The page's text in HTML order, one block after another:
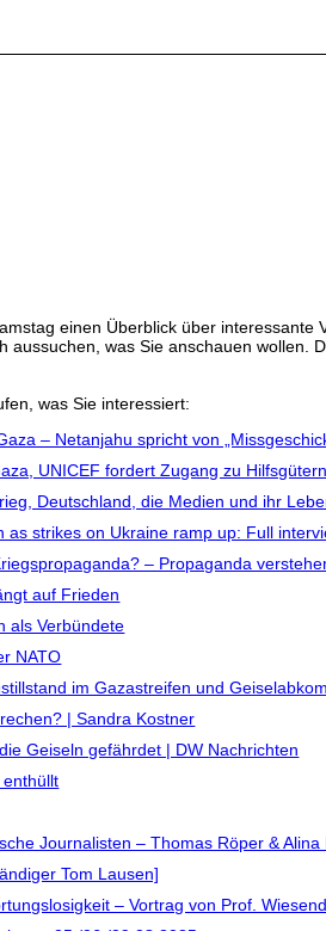
einen Überblick über
aussuchen, was Sie anschauen wollen.
was Sie interessiert:
– Netanjahu spricht von
UNICEF fordert Zugang zu Hilfsgütern
Deutschland, die Medien und ihr
as strikes on Ukraine ramp up: Full
– Propaganda
auf Frieden
als Verbündete
NATO
im Gazastreifen und
| Sandra Kostner
Geiseln gefährdet | DW Nachrichten
Journalisten – Thomas Röper & Alina
Tom Lausen]
– Vortrag von Prof.